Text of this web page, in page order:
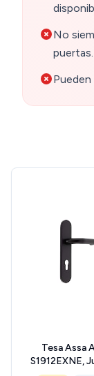
No
puertas.
Tesa Assa
S1912EXNE,